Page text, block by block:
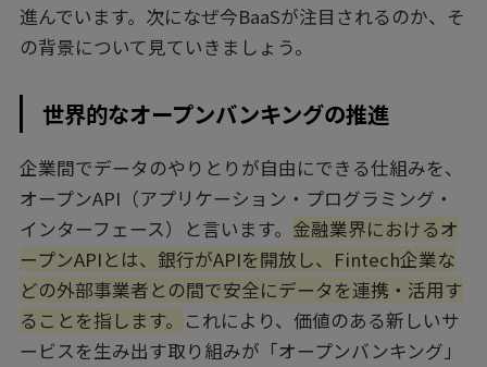
進んでいます。次になぜ今BaaSが注目されるのか、そ
の背景について見ていきましょう。
世界的なオープンバンキングの推進
企業間でデータのやりとりが自由にできる仕組みを、
オープンAPI（アプリケーション・プログラミング・
インターフェース）と言います。 金融業界におけるオ
ープンAPIとは、銀行がAPIを開放し、Fintech企業な
どの外部事業者との間で安全にデータを連携・活用す
ることを指します。 これにより、価値のある新しいサ
ービスを生み出す取り組みが「オープンバンキング」